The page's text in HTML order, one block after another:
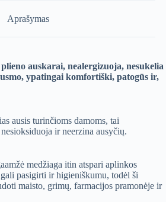
Aprašymas
auskarai, nealergizuoja, nesukelia
ypatingai komfortiški, patogūs ir,
ausis turinčioms damoms, tai
ir neerzina ausyčių.
medžiaga itin atspari aplinkos
pasigirti ir higieniškumu, todėl ši
maisto, grimų, farmacijos pramonėje ir